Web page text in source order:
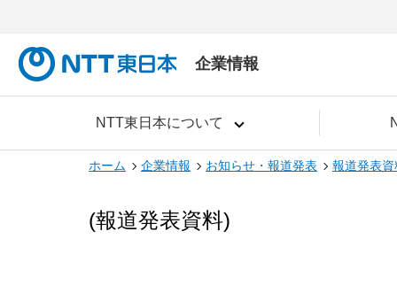
企業情報
NTT東日本について
ホーム 企業情報 お知らせ・報道発表 報道発表資
(報道発表資料)